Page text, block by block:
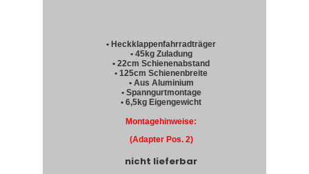
• Heckklappenfahrradträger
• 45kg Zuladung
• 22cm Schienenabstand
• 125cm Schienenbreite
• Aus Aluminium
• Spanngurtmontage
• 6,5kg Eigengewicht
Montagehinweise:
(Adapter Pos. 2)
nicht lieferbar